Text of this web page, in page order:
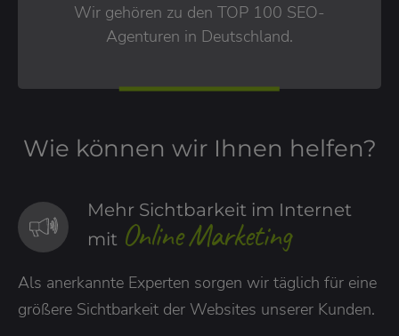
Wir gehören zu den TOP 100 SEO-
Agenturen in Deutschland.
Wie können wir Ihnen helfen?
Mehr Sichtbarkeit im Internet
mit Online Marketing
Als anerkannte Experten sorgen wir täglich für eine
größere Sichtbarkeit der Websites unserer Kunden.